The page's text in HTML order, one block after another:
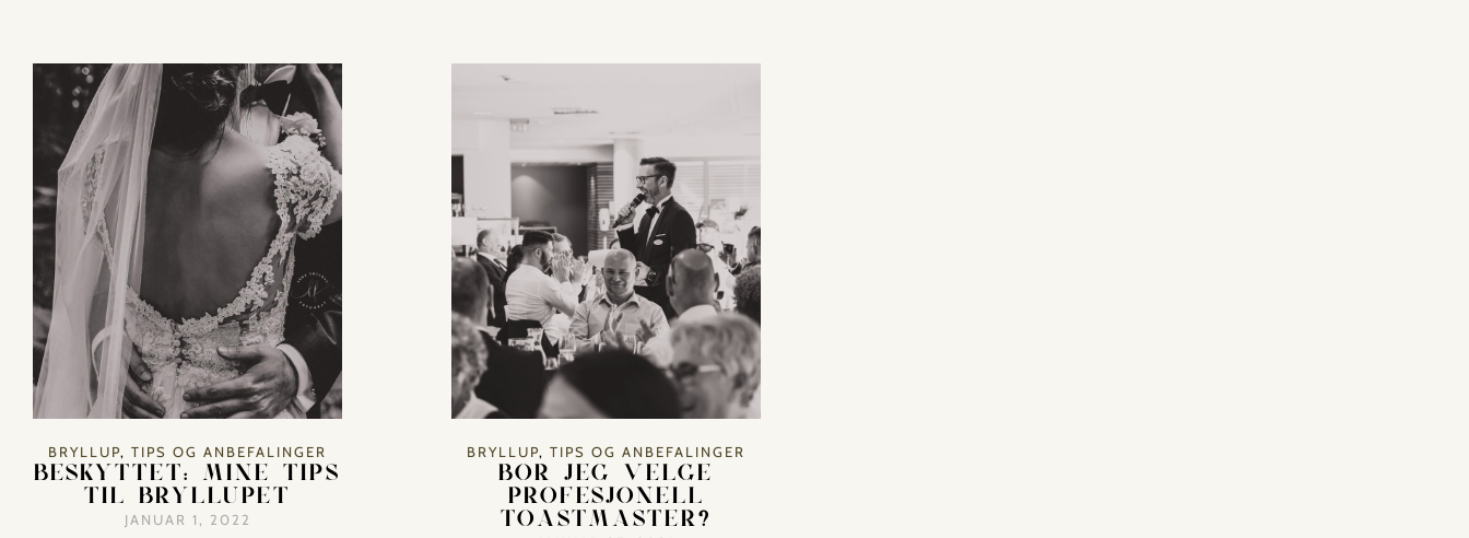
BRYLLUP,TIPS OG ANBEFALINGER
BESKYTTET: MINE TIPS
TIL BRYLLUPET
JANUAR 1, 2022
BRYLLUP,TIPS OG ANBEFALINGER
BØR JEG VELGE
PROFESJONELL
TOASTMASTER?